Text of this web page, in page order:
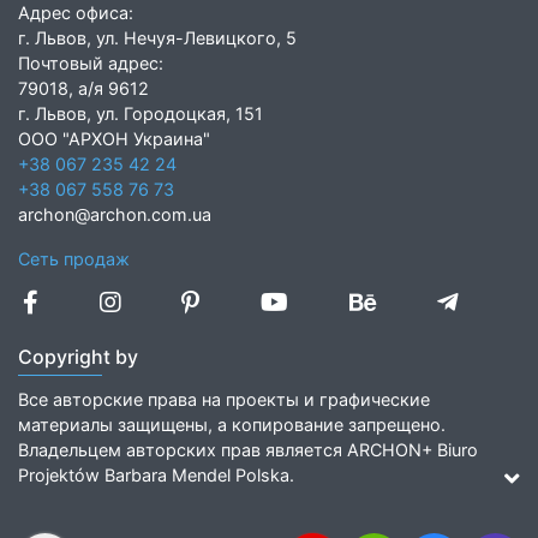
Адрес офиса:
г. Львов, ул. Нечуя-Левицкого, 5
Почтовый адрес:
79018, а/я 9612
г. Львов, ул. Городоцкая, 151
ООО "АРХОН Украина"
+38 067 235 42 24
+38 067 558 76 73
archon@archon.com.ua
Сеть продаж
Copyright by
Все авторские права на проекты и графические
материалы защищены, а копирование запрещено.
Владельцем авторских прав является ARCHON+ Biuro
Projektów Barbara Mendel Polska.